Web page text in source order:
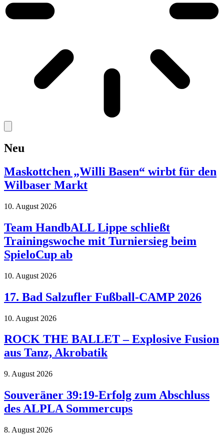
Neu
Maskottchen „Willi Basen“ wirbt für den
Wilbaser Markt
10. August 2026
Team HandbALL Lippe schließt
Trainingswoche mit Turniersieg beim
SpieloCup ab
10. August 2026
17. Bad Salzufler Fußball-CAMP 2026
10. August 2026
ROCK THE BALLET – Explosive Fusion
aus Tanz, Akrobatik
9. August 2026
Souveräner 39:19-Erfolg zum Abschluss
des ALPLA Sommercups
8. August 2026